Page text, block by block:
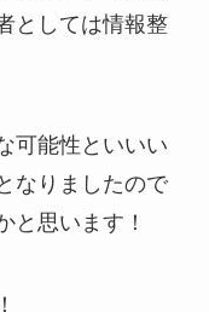
としては情報整
可能性といいい
なりましたので
と思います！